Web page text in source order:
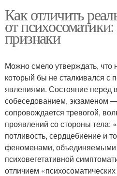
Как отличить
от
признаки
Можно смело утверждать, что
который бы не сталкивался с
явлениями. Состояние
собеседованием, экзаменом
сопровождается тревогой,
проявлений со стороны тела:
потливость, сердцебиение и
феноменами, объединяемыми
психовегетативной
отличием